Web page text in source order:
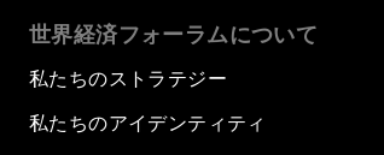
世界経済フォーラムについて
私たちのストラテジー
私たちのアイデンティティ